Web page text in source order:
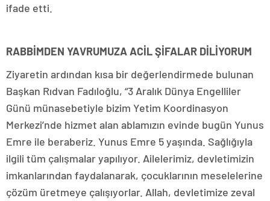
ifade etti.
RABBİMDEN YAVRUMUZA ACİL ŞİFALAR DİLİYORUM
Ziyaretin ardından kısa bir değerlendirmede bulunan
Başkan Rıdvan Fadıloğlu, “3 Aralık Dünya Engelliler
Günü münasebetiyle bizim Yetim Koordinasyon
Merkezi’nde hizmet alan ablamızın evinde bugün Yunus
Emre ile beraberiz. Yunus Emre 5 yaşında. Sağlığıyla
ilgili tüm çalışmalar yapılıyor. Ailelerimiz, devletimizin
imkanlarından faydalanarak, çocuklarının meselelerine
çözüm üretmeye çalışıyorlar. Allah, devletimize zeval